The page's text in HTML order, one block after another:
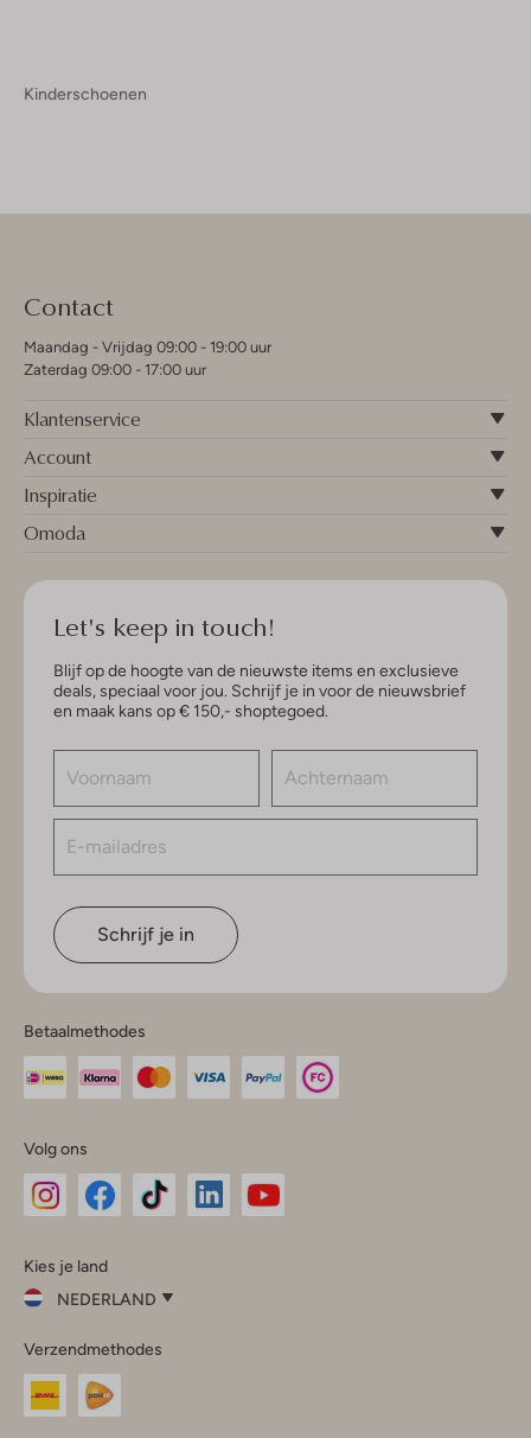
Kinderschoenen
Contact
Maandag - Vrijdag 09:00 - 19:00 uur
Zaterdag 09:00 - 17:00 uur
Klantenservice
Account
Inspiratie
Omoda
Let's keep in touch!
Blijf op de hoogte van de nieuwste items en exclusieve
deals, speciaal voor jou. Schrijf je in voor de nieuwsbrief
en maak kans op € 150,- shoptegoed.
Schrijf je in
Betaalmethodes
Volg ons
InstagramFacebook
Kies je land
NEDERLAND
je
land
Nederland
Verzendmethodes